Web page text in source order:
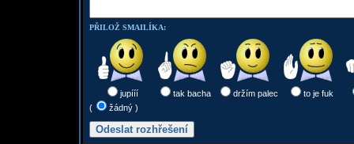
PŘILOŽ SMAILÍKA:
jupííí tak bacha držím palec
to je fuk
(
žádný )